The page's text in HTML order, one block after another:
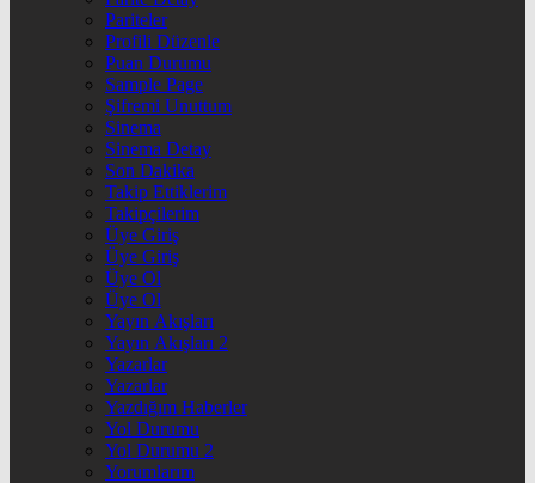
Pariteler
Profili Düzenle
Puan Durumu
Sample Page
Şifremi Unuttum
Sinema
Sinema Detay
Son Dakika
Takip Ettiklerim
Takipçilerim
Üye Giriş
Üye Giriş
Üye Ol
Üye Ol
Yayın Akışları
Yayın Akışları 2
Yazarlar
Yazarlar
Yazdığım Haberler
Yol Durumu
Yol Durumu 2
Yorumlarım